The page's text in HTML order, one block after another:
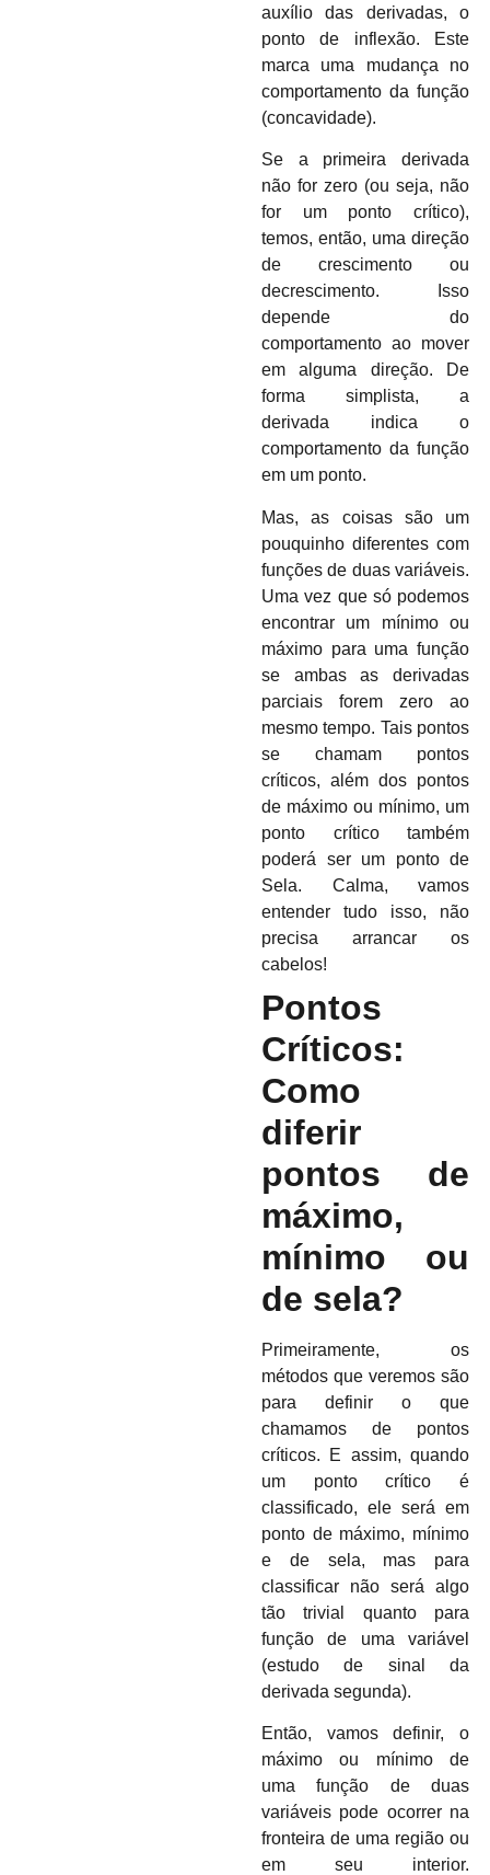
auxílio das derivadas, o
ponto de inflexão. Este
marca uma mudança no
comportamento da função
(concavidade).
Se a primeira derivada
não for zero (ou seja, não
for um ponto crítico),
temos, então, uma direção
de crescimento ou
decrescimento. Isso
depende do
comportamento ao mover
em alguma direção. De
forma simplista, a
derivada indica o
comportamento da função
em um ponto.
Mas, as coisas são um
pouquinho diferentes com
funções de duas variáveis.
Uma vez que só podemos
encontrar um mínimo ou
máximo para uma função
se ambas as derivadas
parciais forem zero ao
mesmo tempo. Tais pontos
se chamam pontos
críticos, além dos pontos
de máximo ou mínimo, um
ponto crítico também
poderá ser um ponto de
Sela. Calma, vamos
entender tudo isso, não
precisa arrancar os
cabelos!
Pontos
Críticos:
Como
diferir
pontos de
máximo,
mínimo ou
de sela?
Primeiramente, os
métodos que veremos são
para definir o que
chamamos de pontos
críticos. E assim, quando
um ponto crítico é
classificado, ele será em
ponto de máximo, mínimo
e de sela, mas para
classificar não será algo
tão trivial quanto para
função de uma variável
(estudo de sinal da
derivada segunda).
Então, vamos definir, o
máximo ou mínimo de
uma função de duas
variáveis pode ocorrer na
fronteira de uma região ou
em seu interior.